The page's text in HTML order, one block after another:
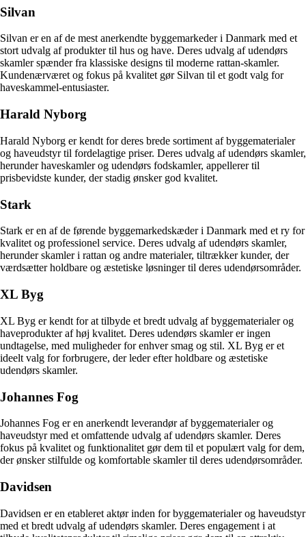
Silvan
Silvan er en af de mest anerkendte byggemarkeder i Danmark med et
stort udvalg af produkter til hus og have. Deres udvalg af udendørs
skamler spænder fra klassiske designs til moderne rattan-skamler.
Kundenærværet og fokus på kvalitet gør Silvan til et godt valg for
haveskammel-entusiaster.
Harald Nyborg
Harald Nyborg er kendt for deres brede sortiment af byggematerialer
og haveudstyr til fordelagtige priser. Deres udvalg af udendørs skamler,
herunder haveskamler og udendørs fodskamler, appellerer til
prisbevidste kunder, der stadig ønsker god kvalitet.
Stark
Stark er en af de førende byggemarkedskæder i Danmark med et ry for
kvalitet og professionel service. Deres udvalg af udendørs skamler,
herunder skamler i rattan og andre materialer, tiltrækker kunder, der
værdsætter holdbare og æstetiske løsninger til deres udendørsområder.
XL Byg
XL Byg er kendt for at tilbyde et bredt udvalg af byggematerialer og
haveprodukter af høj kvalitet. Deres udendørs skamler er ingen
undtagelse, med muligheder for enhver smag og stil. XL Byg er et
ideelt valg for forbrugere, der leder efter holdbare og æstetiske
udendørs skamler.
Johannes Fog
Johannes Fog er en anerkendt leverandør af byggematerialer og
haveudstyr med et omfattende udvalg af udendørs skamler. Deres
fokus på kvalitet og funktionalitet gør dem til et populært valg for dem,
der ønsker stilfulde og komfortable skamler til deres udendørsområder.
Davidsen
Davidsen er en etableret aktør inden for byggematerialer og haveudstyr
med et bredt udvalg af udendørs skamler. Deres engagement i at